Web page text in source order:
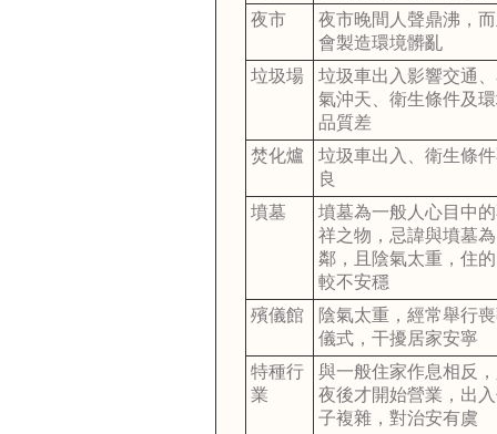
夜市
夜市晚間人聲鼎沸，
會製造環境髒亂
垃圾場
垃圾車出入影響交通
氣沖天、衛生條件及
品質差
焚化爐
垃圾車出入、衛生條
良
墳墓
墳墓為一般人心目中
祥之物，忌諱與墳墓為
鄰，且陰氣太重，住
較不安穩
殯儀館
陰氣太重，經常舉行
儀式，干擾居家安寧
特種行
業
與一般住家作息相反
夜後才開始營業，出
子複雜，對治安有虞